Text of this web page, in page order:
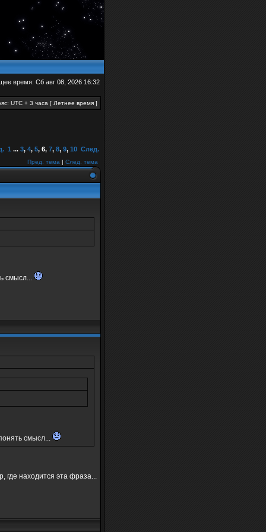
время: Сб авг 08, 2026 16:32
UTC + 3 часа [ Летнее время ]
1 ... 3, 4, 5, 6, 7, 8, 9, 10 След.
Пред. тема | След. тема
смысл...
смысл...
где находится эта фраза...